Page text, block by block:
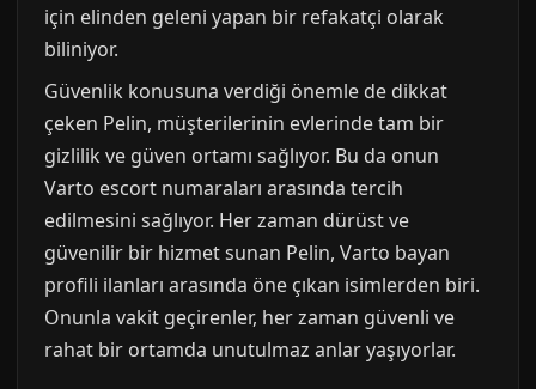
için elinden geleni yapan bir refakatçi olarak
biliniyor.
Güvenlik konusuna verdiği önemle de dikkat
çeken Pelin, müşterilerinin evlerinde tam bir
gizlilik ve güven ortamı sağlıyor. Bu da onun
Varto escort numaraları arasında tercih
edilmesini sağlıyor. Her zaman dürüst ve
güvenilir bir hizmet sunan Pelin, Varto bayan
profili ilanları arasında öne çıkan isimlerden biri.
Onunla vakit geçirenler, her zaman güvenli ve
rahat bir ortamda unutulmaz anlar yaşıyorlar.